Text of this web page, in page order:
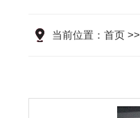
当前位置： 首页>>